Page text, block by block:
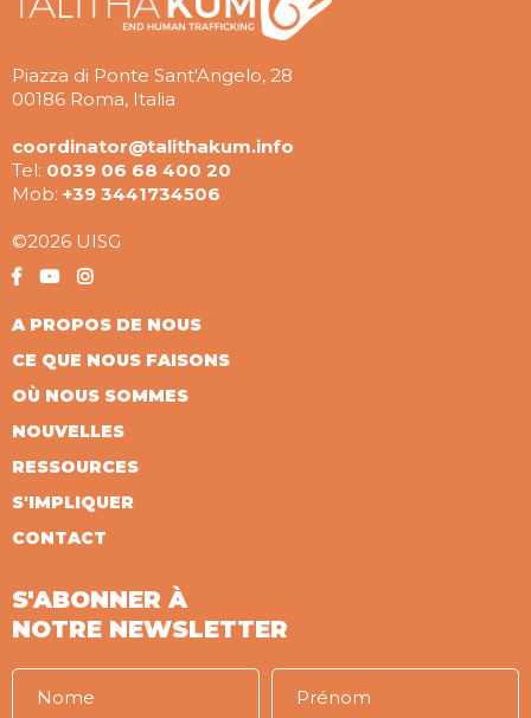
Piazza di Ponte Sant'Angelo, 28
00186 Roma, Italia
coordinator@talithakum.info
Tel: 0039 06 68 400 20
Mob: +39 3441734506
©2026 UISG
A PROPOS DE NOUS
CE QUE NOUS FAISONS
OÙ NOUS SOMMES
NOUVELLES
RESSOURCES
S'IMPLIQUER
CONTACT
S'ABONNER À
NOTRE NEWSLETTER